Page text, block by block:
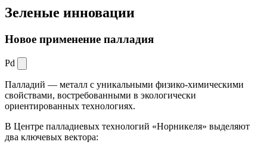
Зеленые инновации
Новое применение палладия
Pd
Палладий — металл с уникальными физико-химическими
свойствами, востребованными в экологически
ориентированных технологиях.
В Центре палладиевых технологий «Норникеля» выделяют
два ключевых вектора: